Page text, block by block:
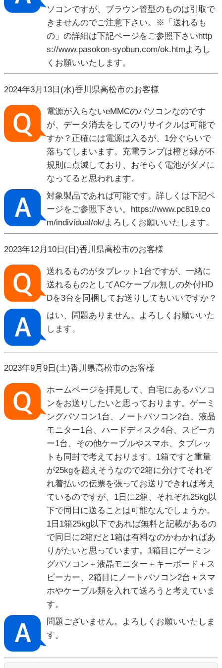
ソコンですが、ブラウン管型のものは引取で
きませんのでご注意下さい。※「送れるも
の」の詳細は下記ページをご参照下さいhttp
s://www.pasokon-syobun.com/ok.htmよろし
くお願いいたします。
2024年3月13日(水)香川県高松市のお客様
電源が入らないeMMCのパソコンなのです
が、データ消去をしてのリサイクルは可能で
すか？正確には電源は入るが、1分ぐらいで
落ちてしまいます。充電ランプは橙と緑が不
規則に点滅しており、おそらく電池がダメに
なってると思われます。
対象製品であれば可能です。詳しくは下記ペ
ージをご参照下さい。https://www.pc819.co
m/individual/ok/よろしくお願いいたします。
2023年12月10日(日)香川県高松市のお客様
送れるものがタブレット1台ですが、一緒に
送れるものとしてACケーブル無しの外付HD
Dを3台を同梱してお送りしてもいいですか？
はい、問題ありません。よろしくお願いいた
します。
2023年9月9日(土)香川県高松市のお客様
ホームページを拝見して、自宅にあるパソコ
ンをお送りしたいと思っております。ゲーミ
ングパソコン1台、ノートパソコン2台、液晶
モニター1台、ハードディスク4台、スピーカ
ー1台、その他ケーブルやスマホ、タブレッ
トも同封で考えております。1箱ですと重量
が25kgを超えそうなので2箱に分けてそれぞ
れ着払いの伝票を張ってお送りできれば考え
ているのですが、1日に2箱、それぞれ25kg以
下で同日に送ることは可能なんでしょうか。
1日1箱25kg以下であれば無料と記載があるの
で同日に2箱だと1箱は有料なのかわかればあ
りがたいと思っています。1箱目にゲーミン
グパソコン＋液晶モニター＋キーボード＋ス
ピーカー、2箱目にノートパソコン2台＋スマ
ホやケーブル類を入れて送ろうと考えていま
す。
問題ございません。よろしくお願いいたしま
す。